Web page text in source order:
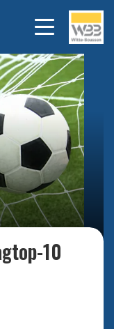
Bekijk alle foto's
10